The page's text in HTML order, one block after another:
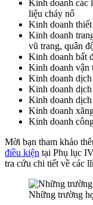
Kinh doanh các
liệu cháy nổ
Kinh doanh
Kinh doanh
vũ trang, quân
Kinh doanh bất
Kinh doanh vận
Kinh doanh
Kinh doanh
Kinh doanh
Kinh doanh
Kinh doanh
Mời bạn tham khảo
điều kiện tại Phụ lục
tra cứu chi tiết về các
Những trường